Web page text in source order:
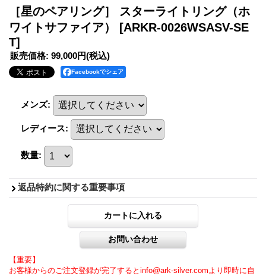
［星のペアリング］ スターライトリング（ホ
ワイトサファイア）
[ARKR-0026WSASV-SE
T]
販売価格: 99,000円(税込)
Facebookでシェア
メンズ:
レディース:
数量:
返品特約に関する重要事項
【重要】
お客様からのご注文登録が完了するとinfo@ark-silver.comより即時に自